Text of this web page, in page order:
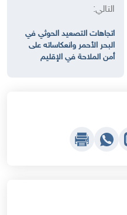
التالي:
اتجاهات التصعيد الحوثي في
البحر الأحمر وانعكاساته على
أمن الملاحة في الإقليم